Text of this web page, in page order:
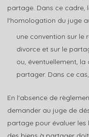
partage. Dans ce cadre,
l'homologation du juge
une convention sur le
divorce et sur le
ou, éventuellement,
partager. Dans ce
En l'absence de
demander au juge de
partage pour évaluer les